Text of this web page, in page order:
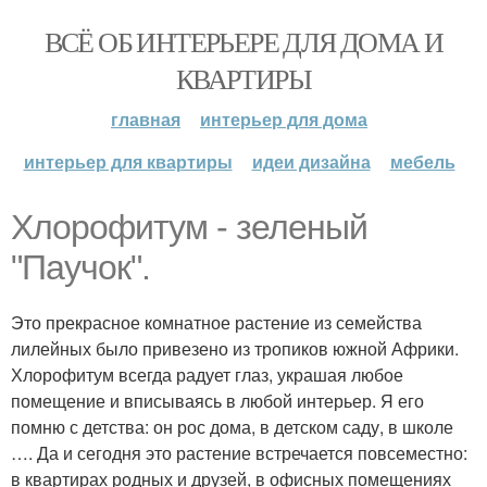
ВСЁ ОБ ИНТЕРЬЕРЕ ДЛЯ ДОМА И
КВАРТИРЫ
главная
интерьер для дома
интерьер для квартиры
идеи дизайна мебель
Хлорофитум - зеленый
"Паучок".
Это прекрасное комнатное растение из семейства
лилейных было привезено из тропиков южной Африки.
Хлорофитум всегда радует глаз, украшая любое
помещение и вписываясь в любой интерьер. Я его
помню с детства: он рос дома, в детском саду, в школе
…. Да и сегодня это растение встречается повсеместно:
в квартирах родных и друзей, в офисных помещениях